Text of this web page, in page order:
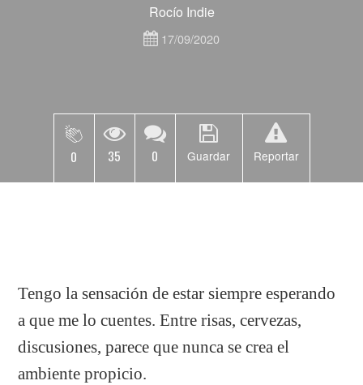
Rocío Indie
17/09/2020
0 35 0 Guardar Reportar
Tengo la sensación de estar siempre esperando
a que me lo cuentes. Entre risas, cervezas,
discusiones, parece que nunca se crea el
ambiente propicio.